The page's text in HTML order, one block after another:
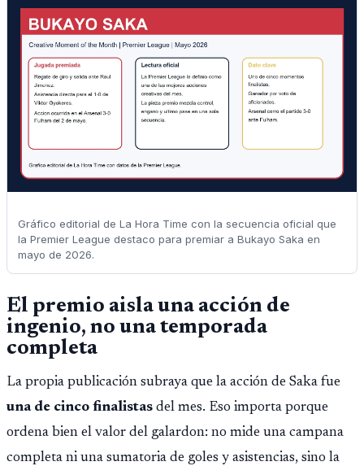
Gráfico editorial de La Hora Time con la secuencia oficial que
la Premier League destaco para premiar a Bukayo Saka en
mayo de 2026.
El premio aisla una acción de
ingenio, no una temporada
completa
La propia publicación subraya que la acción de Saka fue
una de cinco finalistas del mes. Eso importa porque
ordena bien el valor del galardon: no mide una campana
completa ni una sumatoria de goles y asistencias, sino la